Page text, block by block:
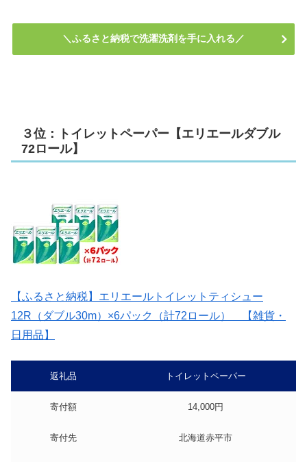
＼ふるさと納税で洗濯洗剤を手に入れる／
３位：トイレットペーパー【エリエールダブル
72ロール】
【ふるさと納税】エリエールトイレットティシュー
12R（ダブル30m）×6パック（計72ロール） 【雑貨・
日用品】
返礼品 トイレットペーパー
寄付額 14,000円
寄付先 北海道赤平市